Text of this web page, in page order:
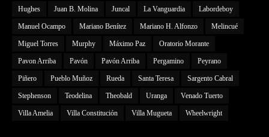
Hughes Juan B. Molina Juncal La Vanguardia Labordeboy
Manuel Ocampo Mariano Benítez Mariano H. Alfonzo Melincué
Miguel Torres Murphy Máximo Paz Oratorio Morante
Pavon Arriba Pavón Pavón Arriba Pergamino Peyrano
Piñero Pueblo Muñoz Rueda Santa Teresa Sargento Cabral
Stephenson Teodelina Theobald Uranga Venado Tuerto
Villa Amelia Villa Constitución Villa Mugueta Wheelwright